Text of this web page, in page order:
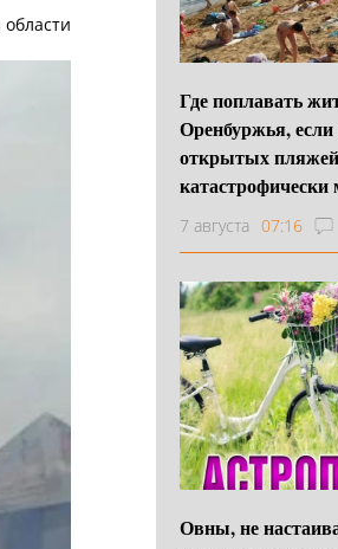
Где поплавать
Оренбуржья,
открытых пляжей
катастрофически
7 августа 07:16
Овны, не